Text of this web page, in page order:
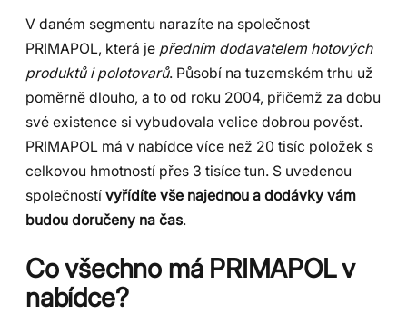
V daném segmentu narazíte na společnost
PRIMAPOL, která je předním dodavatelem hotových
produktů i polotovarů. Působí na tuzemském trhu už
poměrně dlouho, a to od roku 2004, přičemž za dobu
své existence si vybudovala velice dobrou pověst.
PRIMAPOL má v nabídce více než 20 tisíc položek s
celkovou hmotností přes 3 tisíce tun. S uvedenou
společností vyřídíte vše najednou a dodávky vám
budou doručeny na čas.
Co všechno má PRIMAPOL v
nabídce?